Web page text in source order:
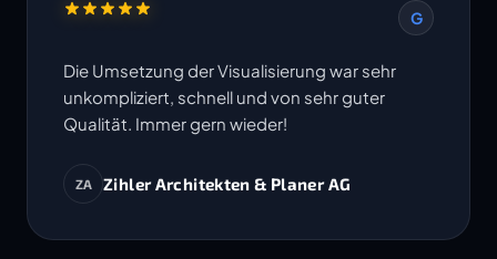
G
Die Umsetzung der Visualisierung war sehr
unkompliziert, schnell und von sehr guter
Qualität. Immer gern wieder!
ZA Zihler Architekten & Planer AG